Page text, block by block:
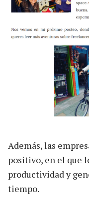
Además, las
positivo, en el que
productividad y
tiempo.